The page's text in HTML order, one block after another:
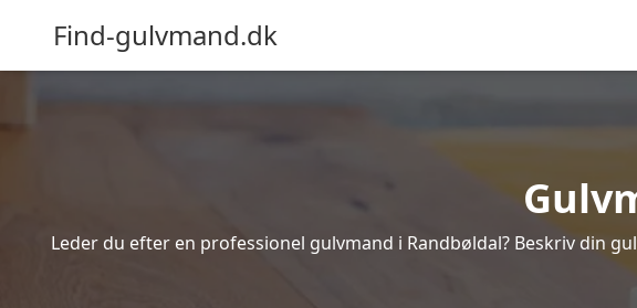
Find-gulvmand.dk
Leder du efter en professionel gulvmand i Randbøldal? Beskriv din